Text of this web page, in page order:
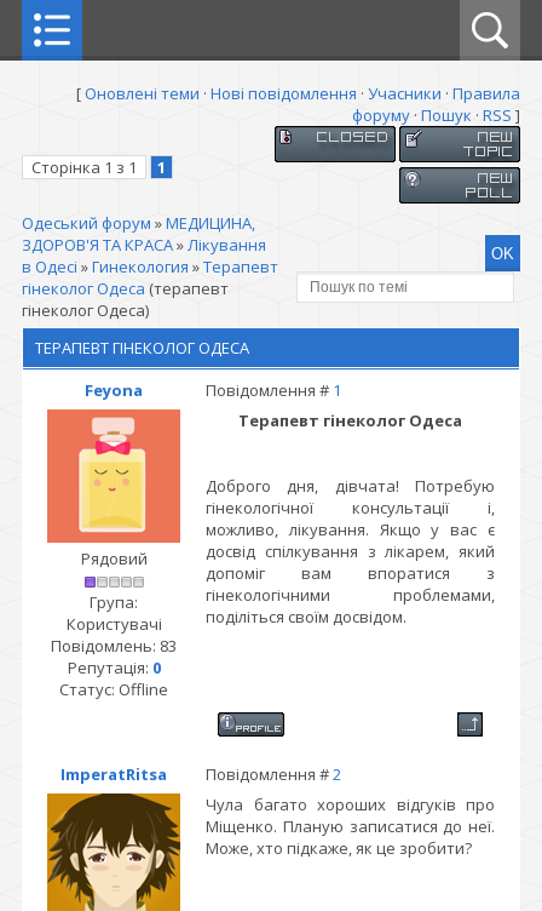
[Оновлені теми · Нові повідомлення · Учасники · Правила
форуму · Пошук · RSS ]
Сторінка 1 з 1 1
Одеський форум »МЕДИЦИНА,
ЗДОРОВ'Я ТА КРАСА»Лікування
в Одесі »Гинекология »Терапевт
гінеколог Одеса (терапевт
гінеколог Одеса)
ТЕРАПЕВТ ГІНЕКОЛОГ ОДЕСА
Feyona
Повідомлення # 1
Рядовий
Група:
Користувачі
Повідомлень: 83
Репутація: 0
Статус: Offline
Терапевт гінеколог Одеса
Доброго дня, дівчата! Потребую
гінекологічної консультації і,
можливо, лікування. Якщо у вас є
досвід спілкування з лікарем, який
допоміг вам впоратися з
гінекологічними проблемами,
поділіться своїм досвідом.
ImperаtRitsa Повідомлення #2
Чула багато хороших відгуків про
Міщенко. Планую записатися до неї.
Може, хто підкаже, як це зробити?